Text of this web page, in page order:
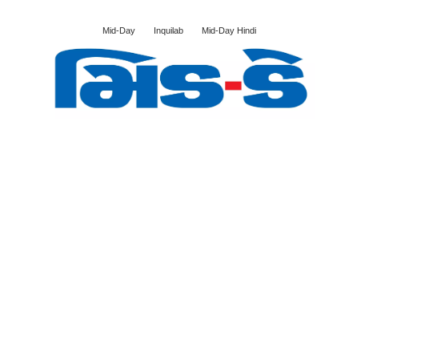
Mid-Day Inquilab Mid-Day Hindi